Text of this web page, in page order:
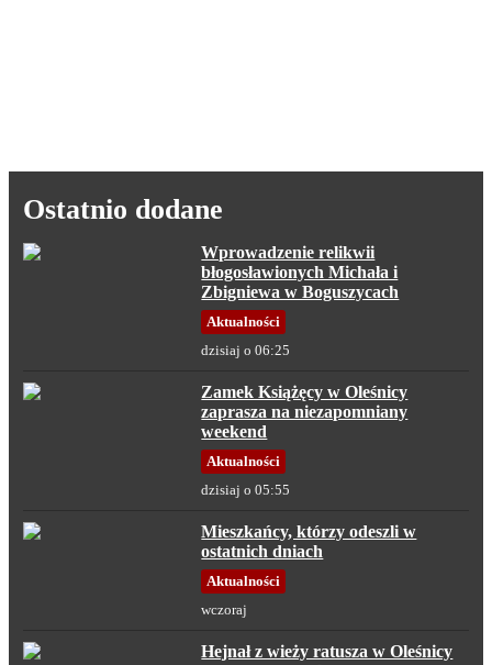
Ostatnio dodane
Wprowadzenie relikwii
błogosławionych Michała i
Zbigniewa w Boguszycach
Aktualności
dzisiaj o 06:25
Zamek Książęcy w Oleśnicy
zaprasza na niezapomniany
weekend
Aktualności
dzisiaj o 05:55
Mieszkańcy, którzy odeszli w
ostatnich dniach
Aktualności
wczoraj
Hejnał z wieży ratusza w Oleśnicy